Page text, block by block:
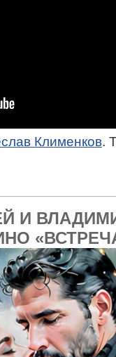
Клименков.
И